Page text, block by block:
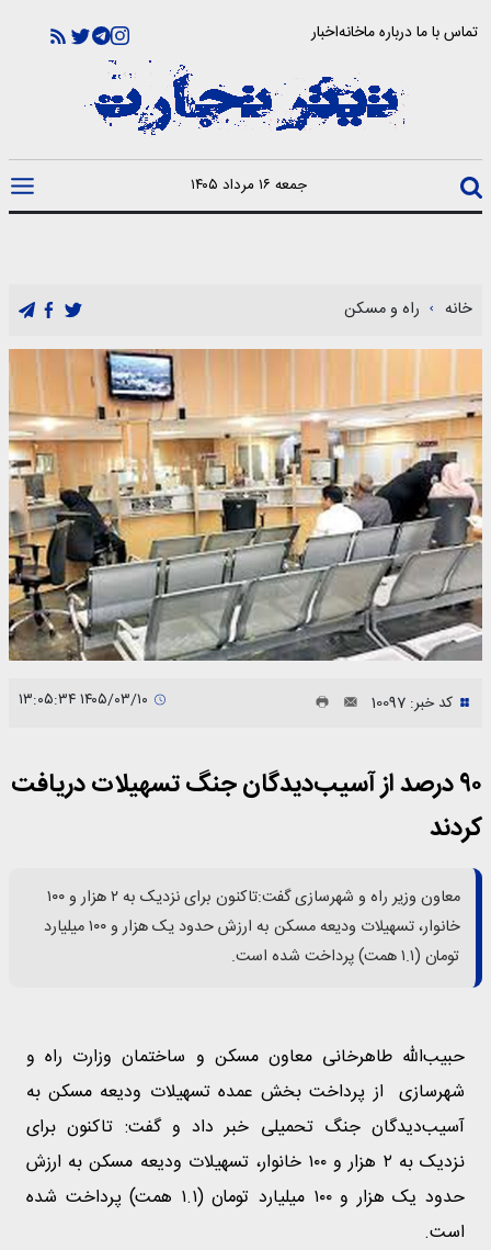
تماس با مادرباره ماخانهاخبار
جمعه ۱۶ مرداد ۱۴۰۵
خانه راه و مسکن
کد خبر: 10097
۹۰ درصد از آسیب‌دیدگان جنگ تسهیلات دریافت
کردند
معاون وزیر راه و شهرسازی گفت:تاکنون برای نزدیک به ۲ هزار و ۱۰۰
خانوار، تسهیلات ودیعه مسکن به ارزش حدود یک هزار و ۱۰۰ میلیارد
تومان (۱.۱ همت) پرداخت شده است.
حبیب‌الله طاهرخانی معاون مسکن و ساختمان وزارت راه و
شهرسازی از پرداخت بخش عمده تسهیلات ودیعه مسکن به
آسیب‌دیدگان جنگ تحمیلی خبر داد و گفت: تاکنون برای
نزدیک به ۲ هزار و ۱۰۰ خانوار، تسهیلات ودیعه مسکن به ارزش
حدود یک هزار و ۱۰۰ میلیارد تومان (۱.۱ همت) پرداخت شده
است.